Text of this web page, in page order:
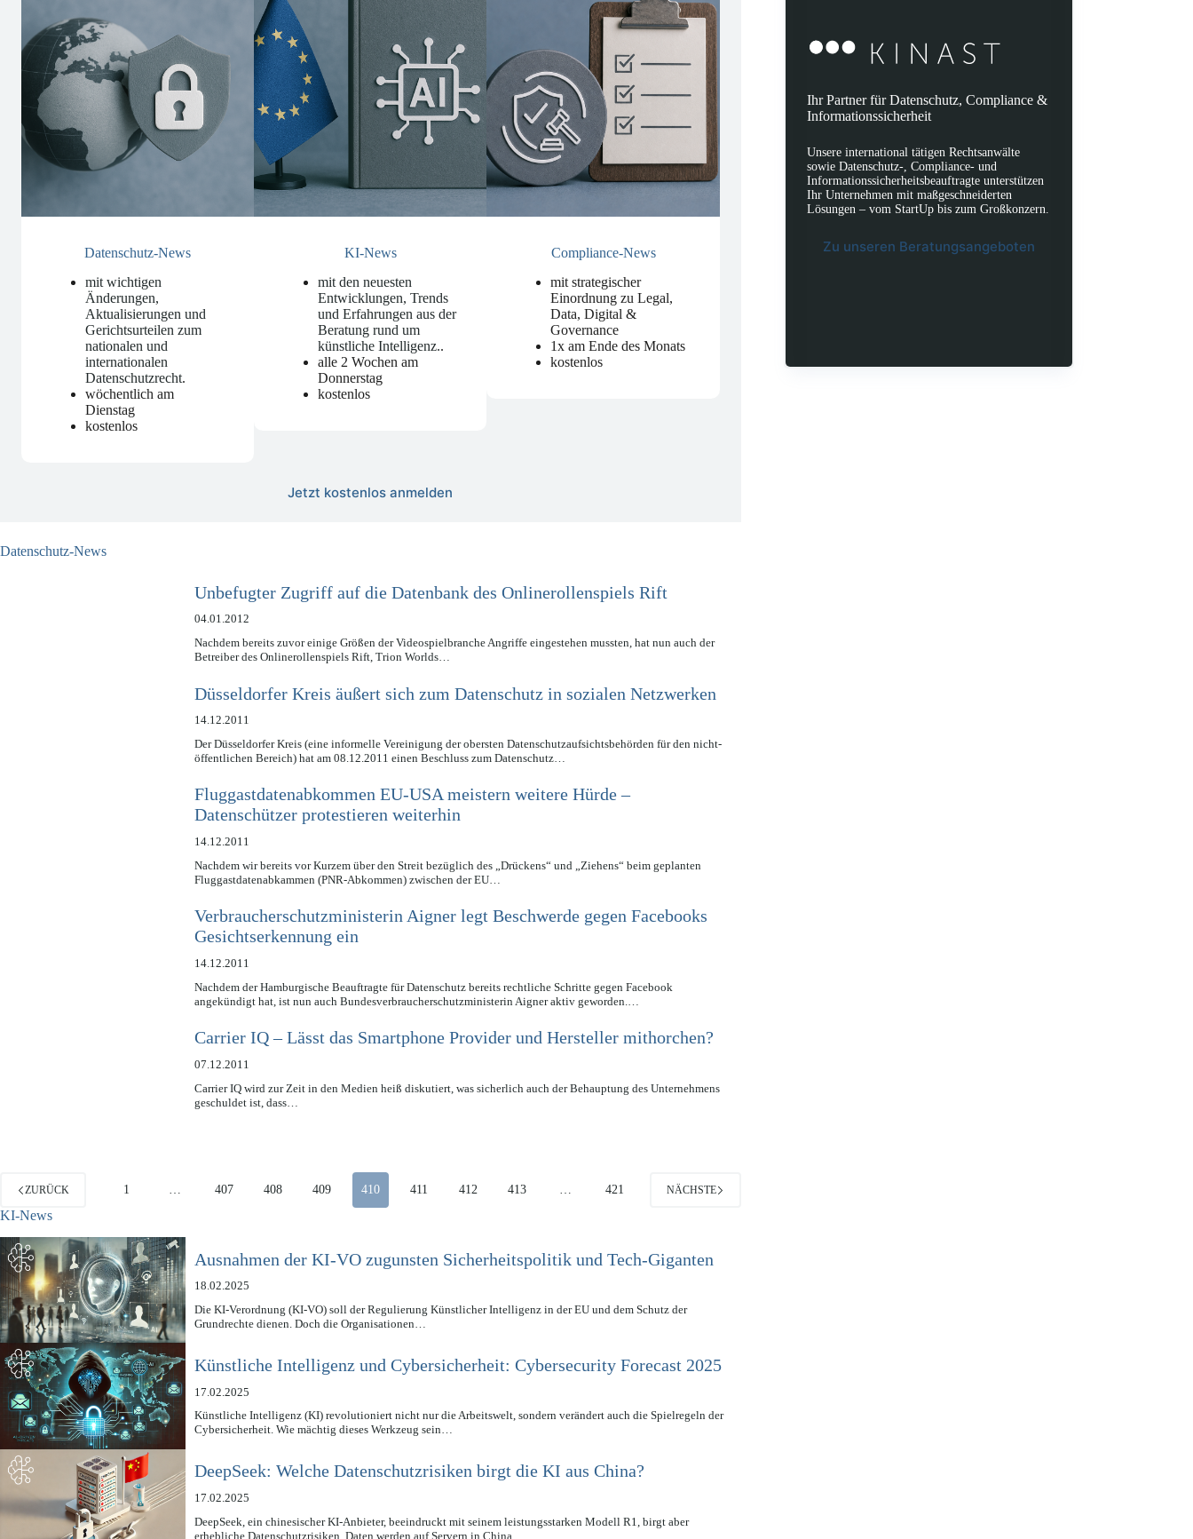
Datenschutz-News
mit wichtigen
Änderungen,
Aktualisierungen und
Gerichtsurteilen zum
nationalen und
internationalen
Datenschutzrecht.
wöchentlich am
Dienstag
kostenlos
KI-News
mit den neuesten
Entwicklungen, Trends
und Erfahrungen aus der
Beratung rund um
künstliche Intelligenz..
alle 2 Wochen am
Donnerstag
kostenlos
Compliance-News
mit strategischer
Einordnung zu Legal,
Data, Digital &
Governance
1x am Ende des Monats
kostenlos
Jetzt kostenlos anmelden
Datenschutz-News
Unbefugter Zugriff auf die Datenbank des Onlinerollenspiels Rift
04.01.2012
Nachdem bereits zuvor einige Größen der Videospielbranche Angriffe eingestehen mussten, hat nun auch der
Betreiber des Onlinerollenspiels Rift, Trion Worlds…
Düsseldorfer Kreis äußert sich zum Datenschutz in sozialen Netzwerken
14.12.2011
Der Düsseldorfer Kreis (eine informelle Vereinigung der obersten Datenschutzaufsichtsbehörden für den nicht-
öffentlichen Bereich) hat am 08.12.2011 einen Beschluss zum Datenschutz…
Fluggastdatenabkommen EU-USA meistern weitere Hürde –
Datenschützer protestieren weiterhin
14.12.2011
Nachdem wir bereits vor Kurzem über den Streit bezüglich des „Drückens“ und „Ziehens“ beim geplanten
Fluggastdatenabkammen (PNR-Abkommen) zwischen der EU…
Verbraucherschutzministerin Aigner legt Beschwerde gegen Facebooks
Gesichtserkennung ein
14.12.2011
Nachdem der Hamburgische Beauftragte für Datenschutz bereits rechtliche Schritte gegen Facebook
angekündigt hat, ist nun auch Bundesverbraucherschutzministerin Aigner aktiv geworden.…
Carrier IQ – Lässt das Smartphone Provider und Hersteller mithorchen?
07.12.2011
Carrier IQ wird zur Zeit in den Medien heiß diskutiert, was sicherlich auch der Behauptung des Unternehmens
geschuldet ist, dass…
ZURÜCK 1 … 407 408 409 410 411 412 413 … 421 NÄCHSTE
KI-News
Ausnahmen der KI-VO zugunsten Sicherheitspolitik und Tech-Giganten
18.02.2025
Die KI-Verordnung (KI-VO) soll der Regulierung Künstlicher Intelligenz in der EU und dem Schutz der
Grundrechte dienen. Doch die Organisationen…
Künstliche Intelligenz und Cybersicherheit: Cybersecurity Forecast 2025
17.02.2025
Künstliche Intelligenz (KI) revolutioniert nicht nur die Arbeitswelt, sondern verändert auch die Spielregeln der
Cybersicherheit. Wie mächtig dieses Werkzeug sein…
DeepSeek: Welche Datenschutzrisiken birgt die KI aus China?
17.02.2025
DeepSeek, ein chinesischer KI-Anbieter, beeindruckt mit seinem leistungsstarken Modell R1, birgt aber
erhebliche Datenschutzrisiken. Daten werden auf Servern in China…
Ihr Partner für Datenschutz, Compliance &
Informationssicherheit
Unsere international tätigen Rechtsanwälte
sowie Datenschutz-, Compliance- und
Informationssicherheitsbeauftragte unterstützen
Ihr Unternehmen mit maßgeschneiderten
Lösungen – vom StartUp bis zum Großkonzern.
Zu unseren Beratungsangeboten